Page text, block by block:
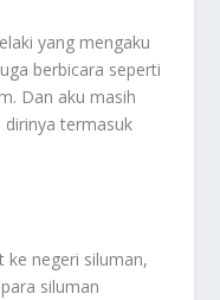
yang mengaku
berbicara seperti
Dan aku masih
termasuk
ke negeri siluman,
siluman